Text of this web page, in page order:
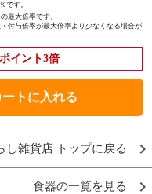
です。
最大倍率です。
付与倍率が最大倍率より少なくなる場合が
イント3倍
ートに入れる
し雑貨店 トップに戻る
食器の一覧を見る